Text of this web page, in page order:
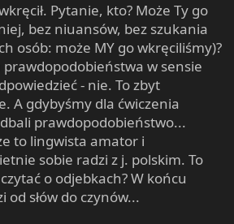
Pytanie, kto? Może Ty go
bez niuansów, bez szukania
osób: może MY go wkręciliśmy)?
prawdopodobieństwa w sensie
- nie. To zbyt
A gdybyśmy dla ćwiczenia
prawdopodobieństwo...
to lingwista amator i
sobie radzi z j. polskim. To
o odjebkach? W końcu
od słów do czynów...